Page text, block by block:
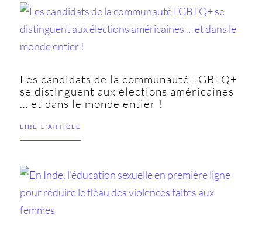
Les candidats de la communauté LGBTQ+
se distinguent aux élections américaines
… et dans le monde entier !
LIRE L'ARTICLE